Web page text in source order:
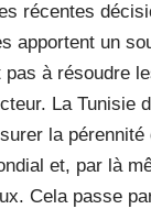
récentes
apportent un
à résoudre
La Tunisie
la pérennité
et, par là
Cela passe